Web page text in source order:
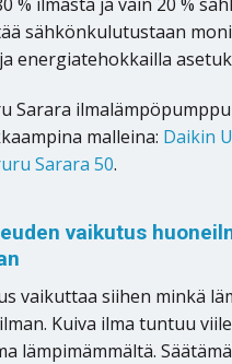
sähkönkulutustaan
energiatehokkailla
Sarara
malleina: Daikin
Sarara 50.
vaikutus
vaikuttaa siihen minkä
Kuiva ilma tuntuu
lämpimämmältä.